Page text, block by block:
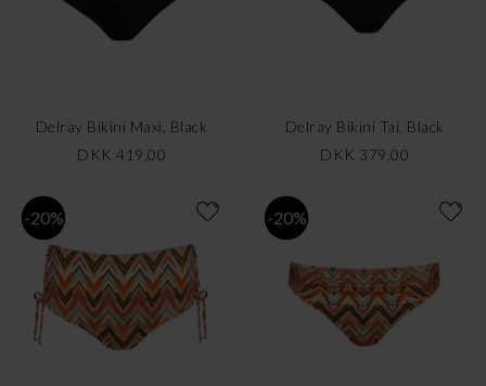
Delray Bikini Maxi, Black
DKK 419,00
Delray Bikini Tai, Black
DKK 379,00
-20% -20%